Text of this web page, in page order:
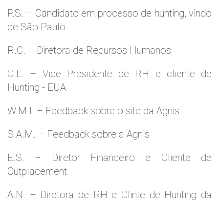
P.S. – Candidato em processo de hunting, vindo
de São Paulo
R.C. – Diretora de Recursos Humanos
C.L. – Vice Presidente de RH e cliente de
Hunting - EUA
W.M.l. – Feedback sobre o site da Agnis
S.A.M. – Feedback sobre a Agnis
E.S. – Diretor Financeiro e Cliente de
Outplacement
A.N. – Diretora de RH e Clinte de Hunting da